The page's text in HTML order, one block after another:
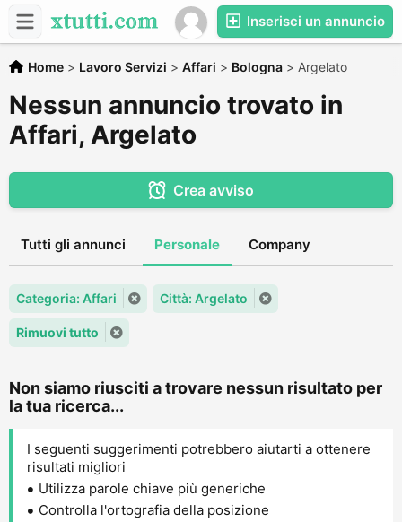
Inserisci un annuncio
Home > Lavoro Servizi > Affari > Bologna > Argelato
Nessun annuncio trovato in
Affari, Argelato
Crea avviso
Tutti gli annunci Personale Company
Categoria: Affari Città: Argelato
Rimuovi tutto
Non siamo riusciti a trovare nessun risultato per
la tua ricerca...
I seguenti suggerimenti potrebbero aiutarti a ottenere
risultati migliori
Utilizza parole chiave più generiche
Controlla l'ortografia della posizione